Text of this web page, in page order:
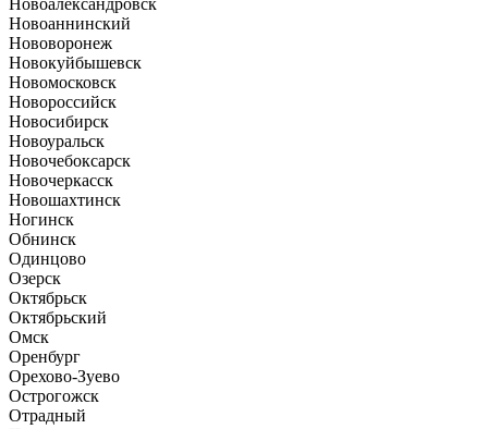
Новоалександровск
Новоаннинский
Нововоронеж
Новокуйбышевск
Новомосковск
Новороссийск
Новосибирск
Новоуральск
Новочебоксарск
Новочеркасск
Новошахтинск
Ногинск
Обнинск
Одинцово
Озерск
Октябрьск
Октябрьский
Омск
Оренбург
Орехово-Зуево
Острогожск
Отрадный